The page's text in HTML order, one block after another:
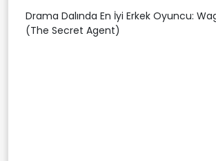
Drama Dalında En İyi Erkek Oyuncu:
(The Secret Agent)